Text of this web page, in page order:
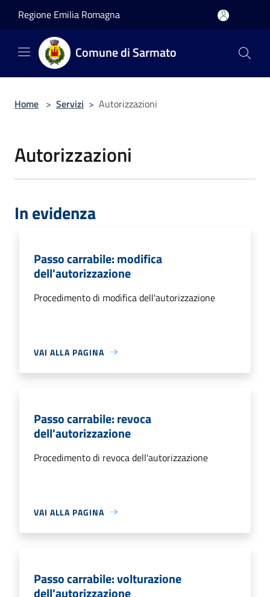
Regione Emilia Romagna
Comune di Sarmato
Home > Servizi > Autorizzazioni
Autorizzazioni
In evidenza
Passo carrabile: modifica
dell'autorizzazione
Procedimento di modifica dell'autorizzazione
VAI ALLA PAGINA
Passo carrabile: revoca
dell'autorizzazione
Procedimento di revoca dell'autorizzazione
VAI ALLA PAGINA
Passo carrabile: volturazione
dell'autorizzazione